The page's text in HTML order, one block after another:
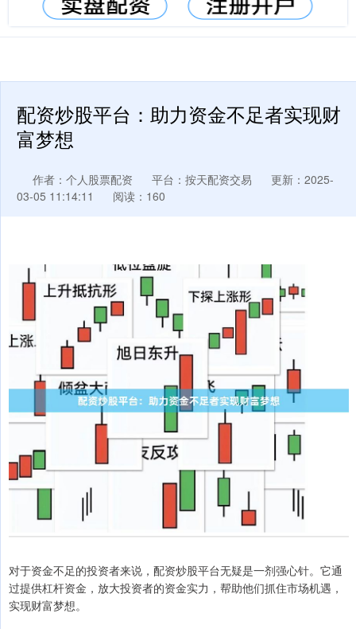
配资炒股平台：助力资金不足者实现财
富梦想
作者：个人股票配资 平台：按天配资交易
更新：2025-
03-05 11:14:11
阅读：160
对于资金不足的投资者来说，配资炒股平台无疑是一剂强心针。它通
过提供杠杆资金，放大投资者的资金实力，帮助他们抓住市场机遇，
实现财富梦想。